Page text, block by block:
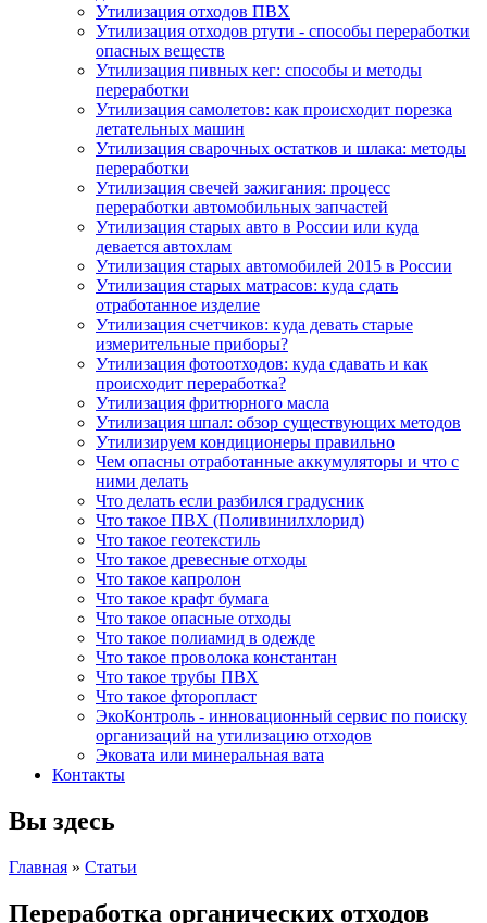
Утилизация отходов ПВХ
Утилизация отходов ртути - способы переработки
опасных веществ
Утилизация пивных кег: способы и методы
переработки
Утилизация самолетов: как происходит порезка
летательных машин
Утилизация сварочных остатков и шлака: методы
переработки
Утилизация свечей зажигания: процесс
переработки автомобильных запчастей
Утилизация старых авто в России или куда
девается автохлам
Утилизация старых автомобилей 2015 в России
Утилизация старых матрасов: куда сдать
отработанное изделие
Утилизация счетчиков: куда девать старые
измерительные приборы?
Утилизация фотоотходов: куда сдавать и как
происходит переработка?
Утилизация фритюрного масла
Утилизация шпал: обзор существующих методов
Утилизируем кондиционеры правильно
Чем опасны отработанные аккумуляторы и что с
ними делать
Что делать если разбился градусник
Что такое ПВХ (Поливинилхлорид)
Что такое геотекстиль
Что такое древесные отходы
Что такое капролон
Что такое крафт бумага
Что такое опасные отходы
Что такое полиамид в одежде
Что такое проволока константан
Что такое трубы ПВХ
Что такое фторопласт
ЭкоКонтроль - инновационный сервис по поиску
организаций на утилизацию отходов
Эковата или минеральная вата
Контакты
Вы здесь
Главная » Статьи
Переработка органических отходов